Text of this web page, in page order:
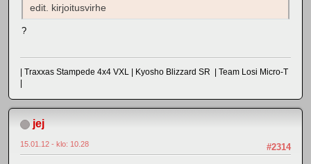
edit. kirjoitusvirhe
?
| Traxxas Stampede 4x4 VXL | Kyosho Blizzard SR | Team Losi Micro-T
jej
#2314
15.01.12 - klo: 10.28